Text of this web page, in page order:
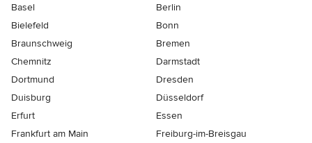
Basel
Berlin
Bielefeld
Bonn
Braunschweig
Bremen
Chemnitz
Darmstadt
Dortmund
Dresden
Duisburg
Düsseldorf
Erfurt
Essen
Frankfurt am Main
Freiburg-im-Breisgau